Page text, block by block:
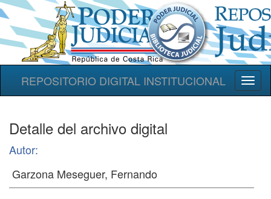
REPOSITORIO DIGITAL INSTITUCIONAL
Detalle del archivo digital
Autor: